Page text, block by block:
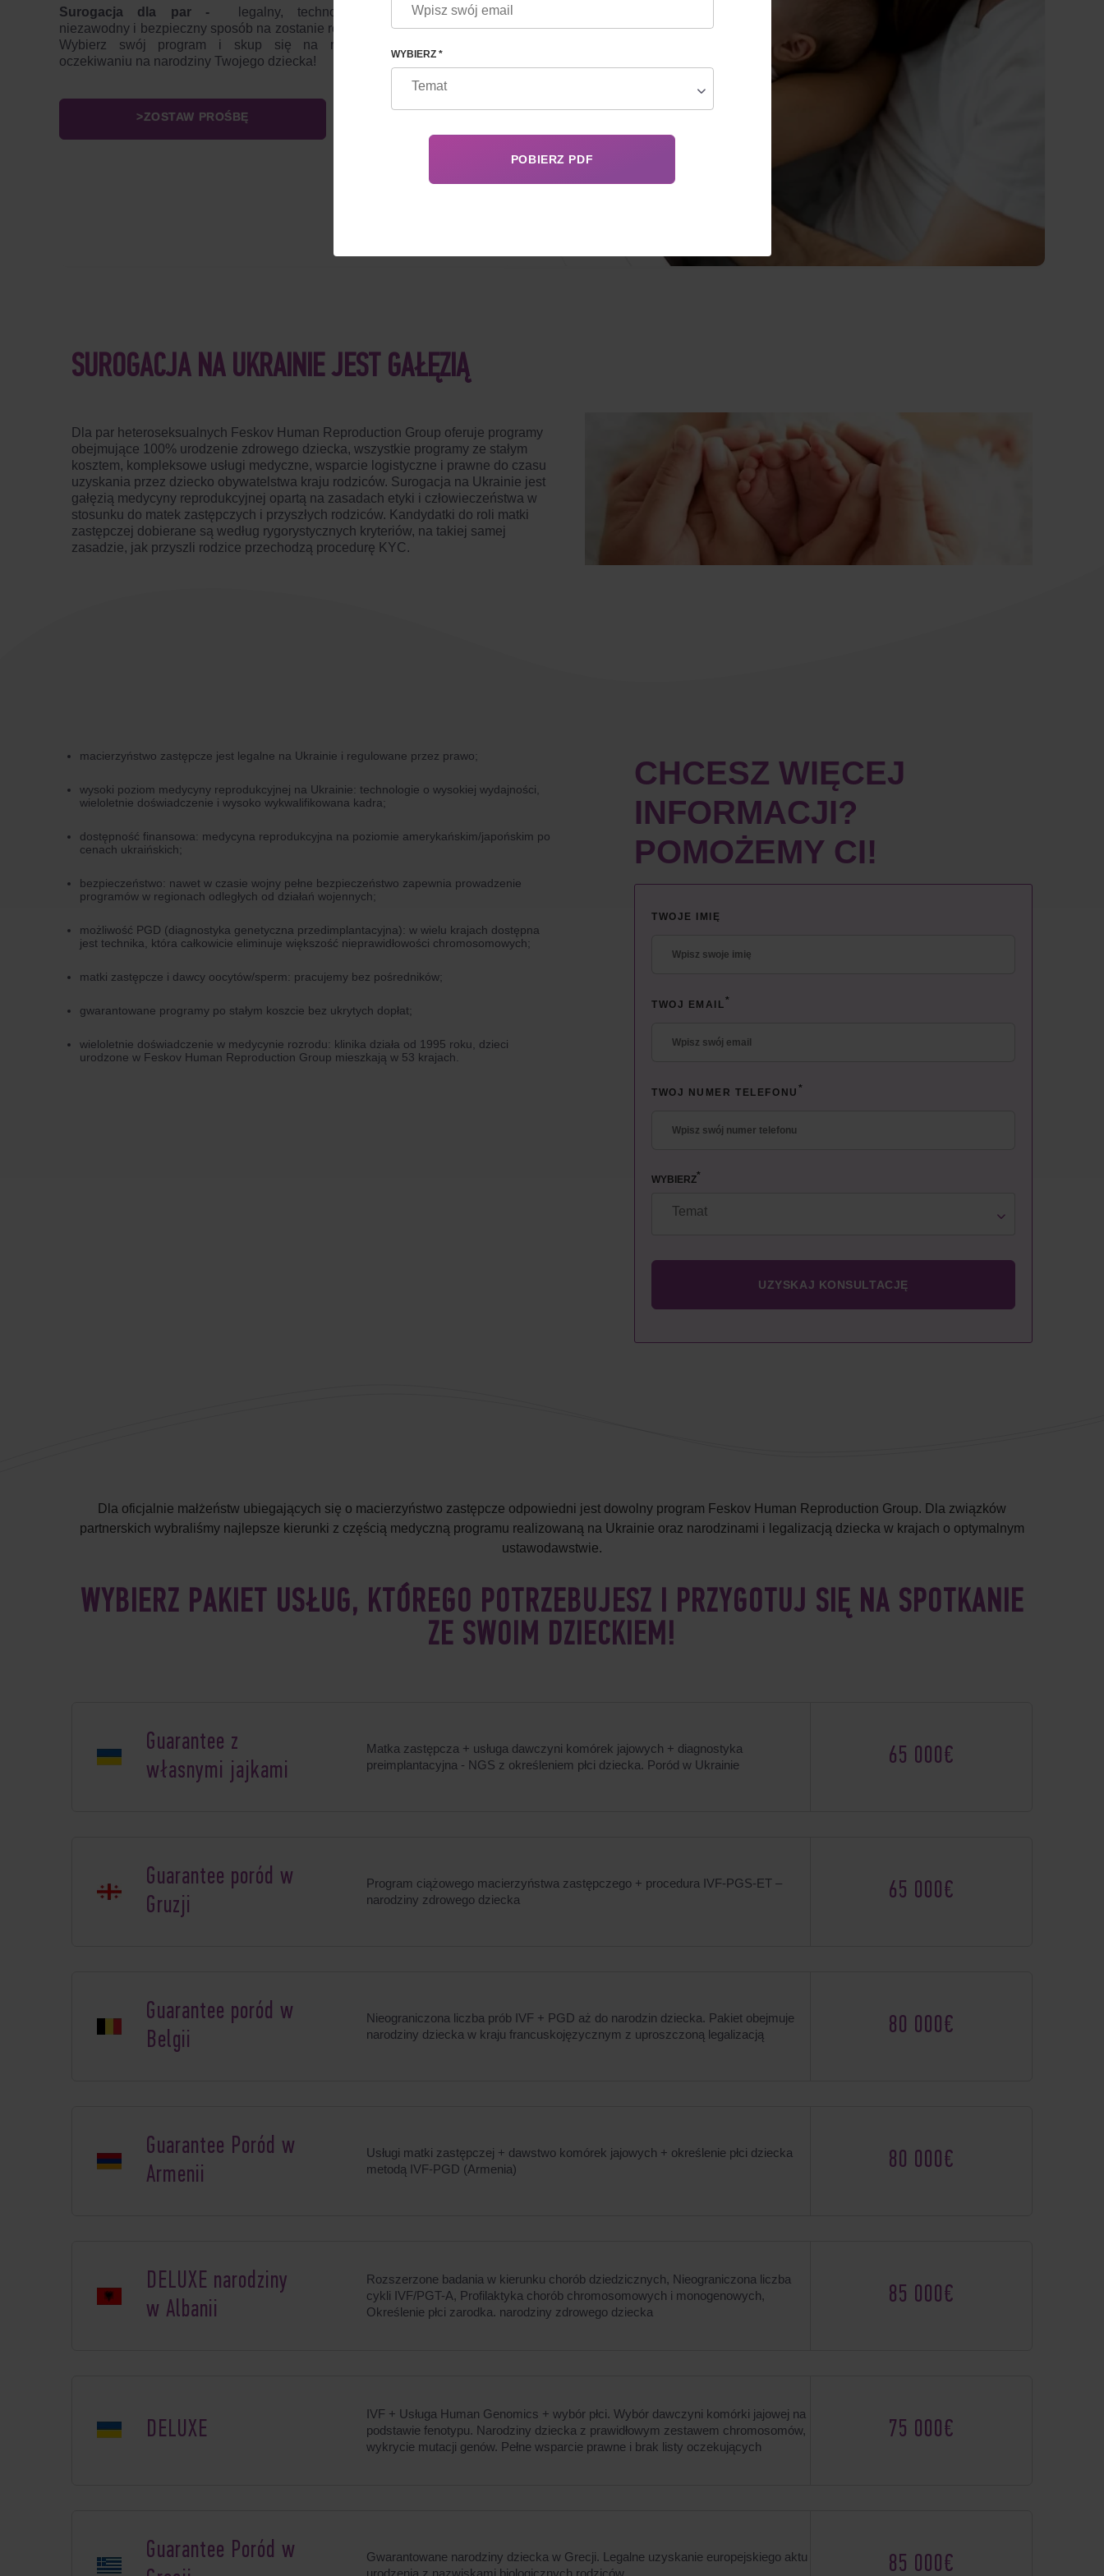
Surogacja dla par -
legalny, technologiczny,
niezawodny i bezpieczny sposób na zostanie rodzicami.
Wybierz swój program i skup się na radosnym
oczekiwaniu na narodziny Twojego dziecka!
>ZOSTAW PROŚBĘ
SUROGACJA NA UKRAINIE JEST GAŁĘZIĄ
Dla par heteroseksualnych Feskov Human Reproduction Group oferuje programy
obejmujące 100% urodzenie zdrowego dziecka, wszystkie programy ze stałym
kosztem, kompleksowe usługi medyczne, wsparcie logistyczne i prawne do czasu
uzyskania przez dziecko obywatelstwa kraju rodziców. Surogacja na Ukrainie jest
gałęzią medycyny reprodukcyjnej opartą na zasadach etyki i człowieczeństwa w
stosunku do matek zastępczych i przyszłych rodziców. Kandydatki do roli matki
zastępczej dobierane są według rygorystycznych kryteriów, na takiej samej
zasadzie, jak przyszli rodzice przechodzą procedurę KYC.
macierzyństwo zastępcze jest legalne na Ukrainie i regulowane przez prawo;
wysoki poziom medycyny reprodukcyjnej na Ukrainie: technologie o wysokiej wydajności,
wieloletnie doświadczenie i wysoko wykwalifikowana kadra;
dostępność finansowa: medycyna reprodukcyjna na poziomie amerykańskim/japońskim po
cenach ukraińskich;
bezpieczeństwo: nawet w czasie wojny pełne bezpieczeństwo zapewnia prowadzenie
programów w regionach odległych od działań wojennych;
możliwość PGD (diagnostyka genetyczna przedimplantacyjna): w wielu krajach dostępna
jest technika, która całkowicie eliminuje większość nieprawidłowości chromosomowych;
matki zastępcze i dawcy oocytów/sperm: pracujemy bez pośredników;
gwarantowane programy po stałym koszcie bez ukrytych dopłat;
wieloletnie doświadczenie w medycynie rozrodu: klinika działa od 1995 roku, dzieci
urodzone w Feskov Human Reproduction Group mieszkają w 53 krajach.
CHCESZ WIĘCEJ
INFORMACJI?
POMOŻEMY CI!
TWOJE IMIĘ
TWOJ EMAIL *
TWOJ NUMER TELEFONU *
WYBIERZ*
Dla oficjalnie małżeństw ubiegających się o macierzyństwo zastępcze odpowiedni jest dowolny program Feskov Human Reproduction Group. Dla związków
partnerskich wybraliśmy najlepsze kierunki z częścią medyczną programu realizowaną na Ukrainie oraz narodzinami i legalizacją dziecka w krajach o optymalnym
ustawodawstwie.
WYBIERZ PAKIET USŁUG, KTÓREGO POTRZEBUJESZ I PRZYGOTUJ SIĘ NA SPOTKANIE
ZE SWOIM DZIECKIEM!
Guarantee z
własnymi jajkami
Matka zastępcza + usługa dawczyni komórek jajowych + diagnostyka
preimplantacyjna - NGS z określeniem płci dziecka. Poród w Ukrainie
65 000€
Guarantee poród w
Gruzji
Program ciążowego macierzyństwa zastępczego + procedura IVF-PGS-ET –
narodziny zdrowego dziecka
65 000€
Guarantee poród w
Belgii
Nieograniczona liczba prób IVF + PGD aż do narodzin dziecka. Pakiet obejmuje
narodziny dziecka w kraju francuskojęzycznym z uproszczoną legalizacją
80 000€
Guarantee Poród w
Armenii
Usługi matki zastępczej + dawstwo komórek jajowych + określenie płci dziecka
metodą IVF-PGD (Armenia)
80 000€
DELUXE narodziny
w Albanii
Rozszerzone badania w kierunku chorób dziedzicznych, Nieograniczona liczba
cykli IVF/PGT-A, Profilaktyka chorób chromosomowych i monogenowych,
Określenie płci zarodka. narodziny zdrowego dziecka
85 000€
DELUXE
IVF + Usługa Human Genomics + wybór płci. Wybór dawczyni komórki jajowej na
podstawie fenotypu. Narodziny dziecka z prawidłowym zestawem chromosomów,
wykrycie mutacji genów. Pełne wsparcie prawne i brak listy oczekujących
75 000€
Guarantee Poród w
Gwarantowane narodziny dziecka w Grecji. Legalne uzyskanie europejskiego aktu
urodzenia z nazwiskami biologicznych rodziców
85 000€
WYBIERZ *